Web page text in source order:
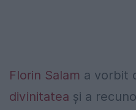
Florin Salam a vorbit
divinitatea și a